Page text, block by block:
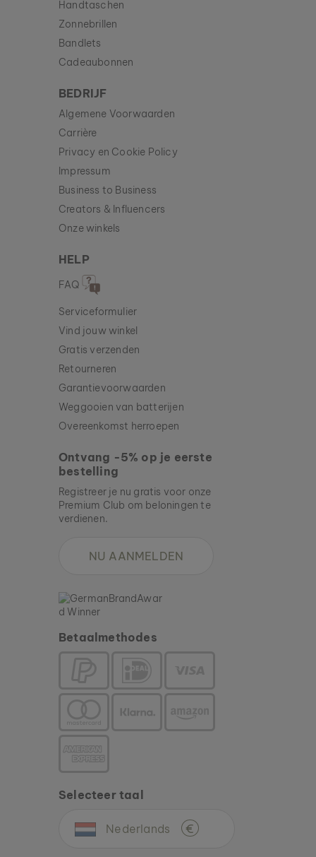
Handtaschen
Zonnebrillen
Bandlets
Cadeaubonnen
BEDRIJF
Algemene Voorwaarden
Carrière
Privacy en Cookie Policy
Impressum
Business to Business
Creators & Influencers
Onze winkels
HELP
FAQ
Serviceformulier
Vind jouw winkel
Gratis verzenden
Retourneren
Garantievoorwaarden
Weggooien van batterijen
Overeenkomst herroepen
Ontvang -5% op je eerste
bestelling
Registreer je nu gratis voor onze
Premium Club om beloningen te
verdienen.
NU AANMELDEN
Betaalmethodes
Selecteer taal
Nederlands €